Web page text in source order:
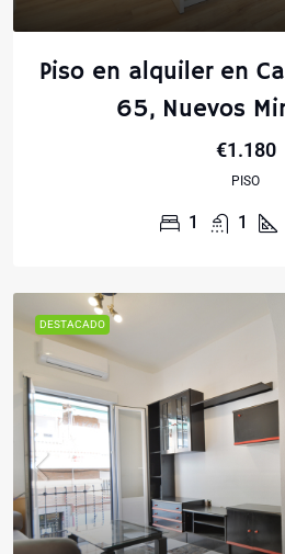
Piso en alquiler en
65, Nuevos
€1.180
PISO
1 1
DESTACADO